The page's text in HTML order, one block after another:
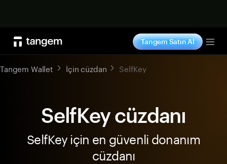
Tangem Satın Al
Tangem Wallet İçin cüzdan SelfKey
SelfKey cüzdanı
SelfKey için en güvenli donanım
cüzdanı